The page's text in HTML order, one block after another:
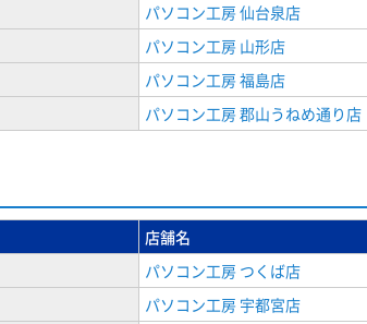
パソコン工房 仙台泉店
パソコン工房 山形店
パソコン工房 福島店
パソコン工房 郡山うねめ通り店
店舗名
パソコン工房 つくば店
パソコン工房 宇都宮店